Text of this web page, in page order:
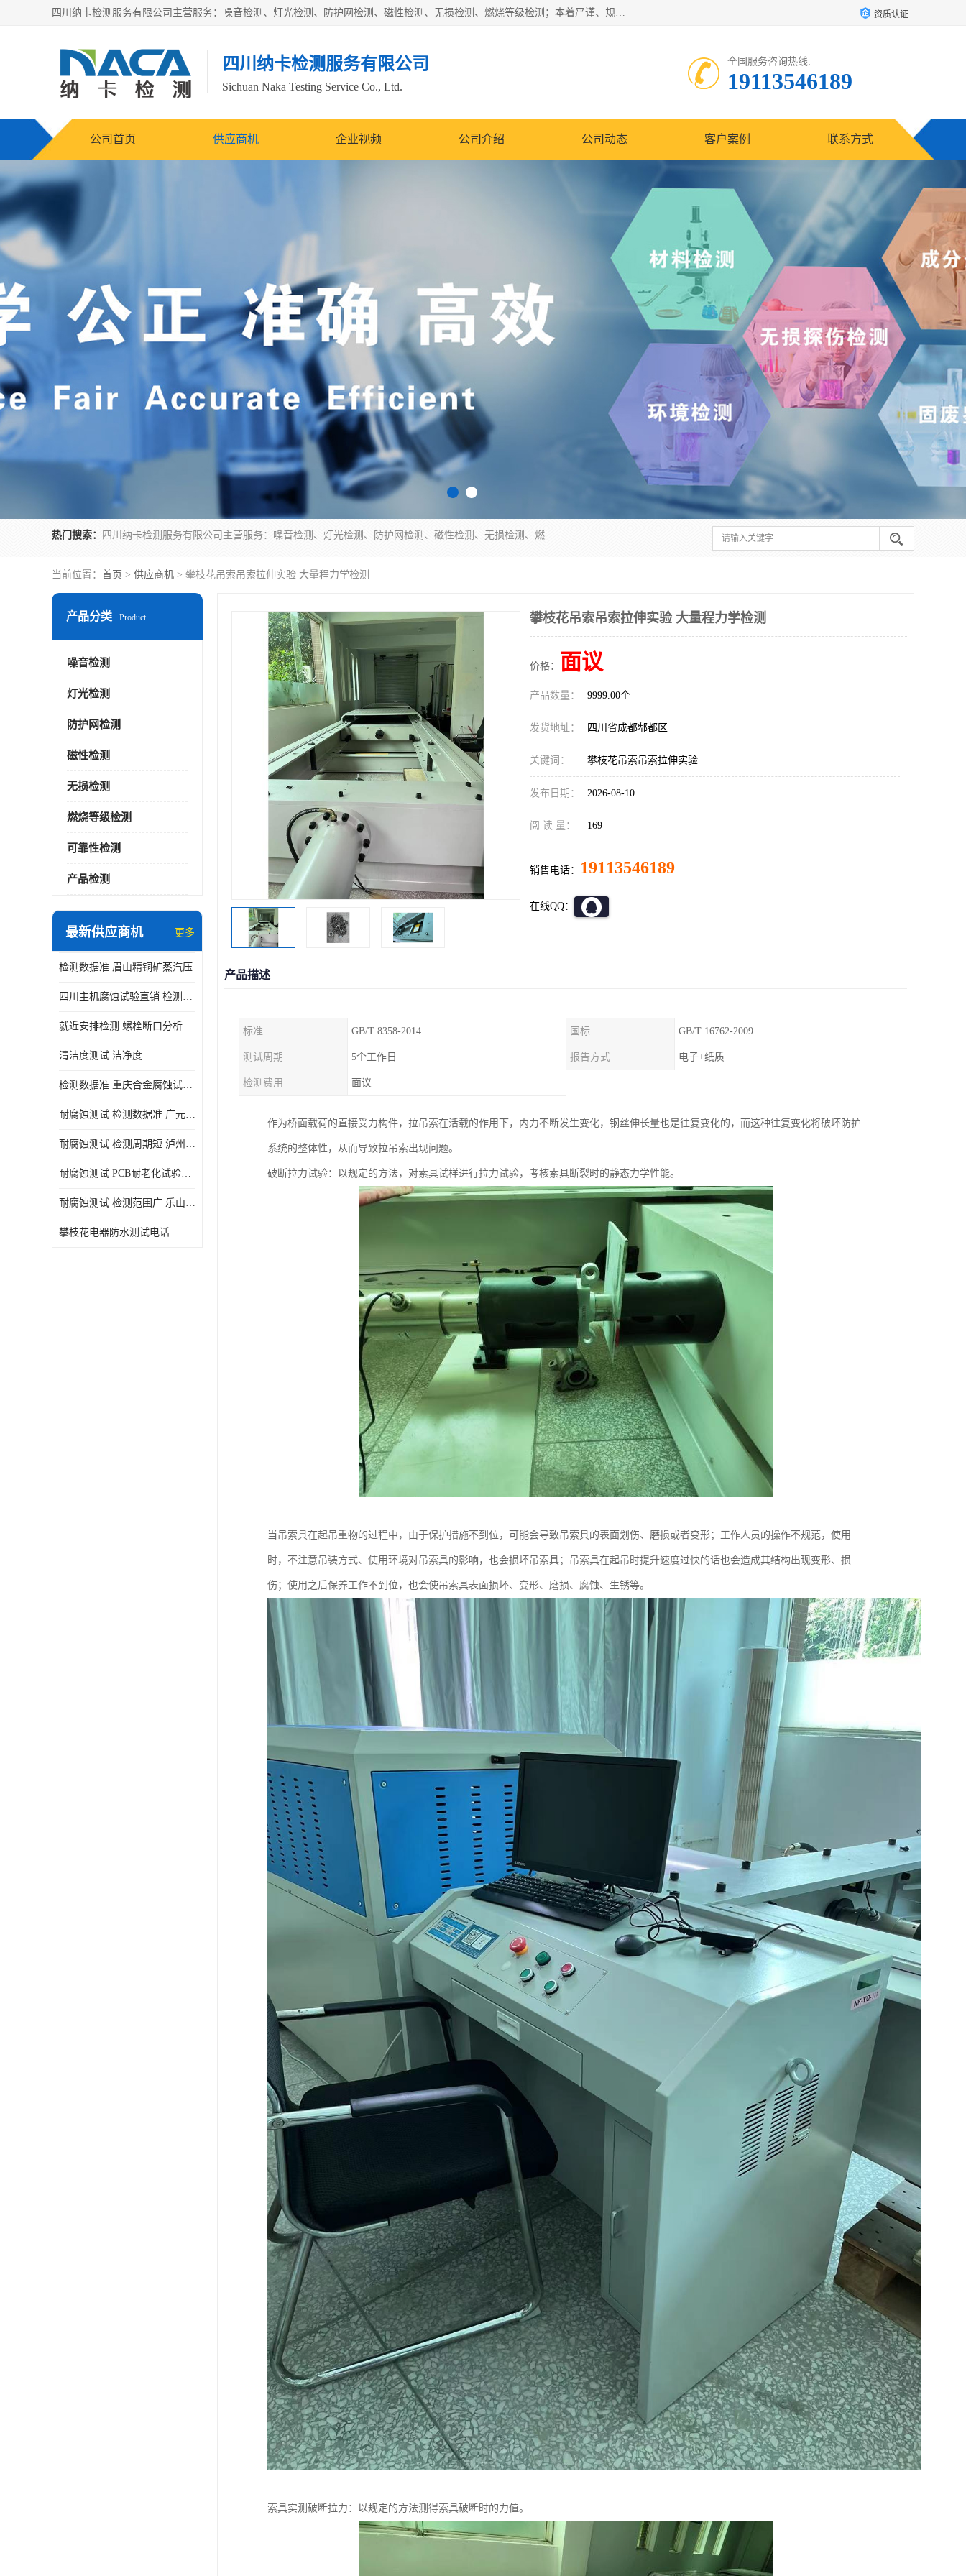
四川纳卡检测服务有限公司主营服务：噪音检测、灯光检测、防护网检测、磁性检测、无损检测、燃烧等级检测；本着严谨、规范的态度严格执行国家现行标准、规范及规程，奉行“科学公正、准确、持续改进、诚信服务”的企业价值和“科学、信誉、服务”的企业宗旨，竭诚为广大客户服务。 资质认证
四川纳卡检测服务有限公司
Sichuan Naka Testing Service Co., Ltd.
全国服务咨询热线:
19113546189
公司首页 供应商机 企业视频 公司介绍 公司动态 客户案例 联系方式
热门搜索： 四川纳卡检测服务有限公司主营服务：噪音检测、灯光检测、防护网检测、磁性检测、无损检测、燃烧等级检测；本着严谨、规范的态度严格执行国家现行标准、规范及规程，奉行“科学公正、准确、持续改进、诚信服务”的企业价值和“科学、信誉、服务”的企业宗旨，竭诚为广大客户服务。
当前位置： 首页 > 供应商机 > 攀枝花吊索吊索拉伸实验 大量程力学检测
产品分类 Product
噪音检测
灯光检测
防护网检测
磁性检测
无损检测
燃烧等级检测
可靠性检测
产品检测
最新供应商机 更多
检测数据准 眉山精铜矿蒸汽压
四川主机腐蚀试验直销 检测数据准
就近安排检测 螺栓断口分析公司 断裂失效分析
清洁度测试 洁净度
检测数据准 重庆合金腐蚀试验厂商
耐腐蚀测试 检测数据准 广元家电腐蚀试验
耐腐蚀测试 检测周期短 泸州仪器仪表盐雾试验
耐腐蚀测试 PCB耐老化试验供应 就近安排检测
耐腐蚀测试 检测范围广 乐山腐蚀试验供应
攀枝花电器防水测试电话
攀枝花吊索吊索拉伸实验 大量程力学检测
价格： 面议
产品数量： 9999.00个
发货地址： 四川省成都郫都区
关键词： 攀枝花吊索吊索拉伸实验
发布日期： 2026-08-10
阅 读 量： 169
销售电话： 19113546189
在线QQ：
产品描述
标准 GB/T 8358-2014 国标 GB/T 16762-2009
测试周期 5个工作日 报告方式 电子+纸质
检测费用 面议
作为桥面载荷的直接受力构件，拉吊索在活载的作用下，内力不断发生变化，钢丝伸长量也是往复变化的，而这种往复变化将破坏防护
系统的整体性，从而导致拉吊索出现问题。
破断拉力试验：以规定的方法，对索具试样进行拉力试验，考核索具断裂时的静态力学性能。
当吊索具在起吊重物的过程中，由于保护措施不到位，可能会导致吊索具的表面划伤、磨损或者变形；工作人员的操作不规范，使用
时，不注意吊装方式、使用环境对吊索具的影响，也会损坏吊索具；吊索具在起吊时提升速度过快的话也会造成其结构出现变形、损
伤；使用之后保养工作不到位，也会使吊索具表面损坏、变形、磨损、腐蚀、生锈等。
索具实测破断拉力：以规定的方法测得索具破断时的力值。